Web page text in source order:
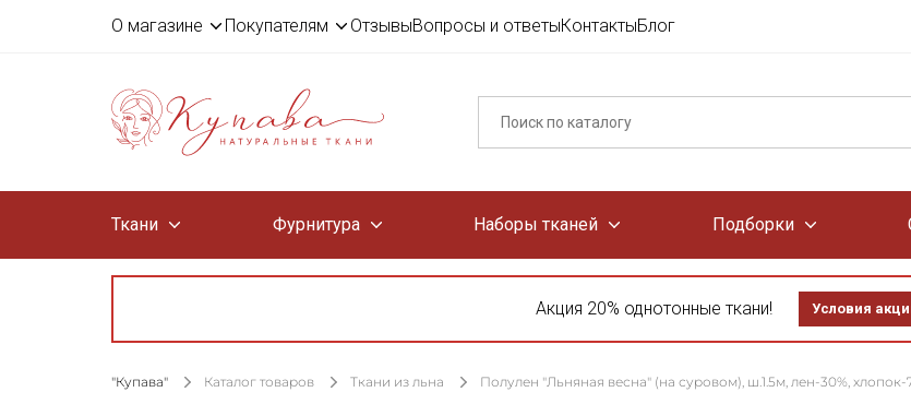
О магазине Покупателям ОтзывыВопросы и ответыКонтактыБлог
Ткани Фурнитура Наборы тканей Подборки
Акция 20% однотонные ткани! Условия
"Купава" Каталог товаров Ткани из льна Полулен "Льняная весна" (на суровом), ш.1.5м, лен-30%, хлопок-